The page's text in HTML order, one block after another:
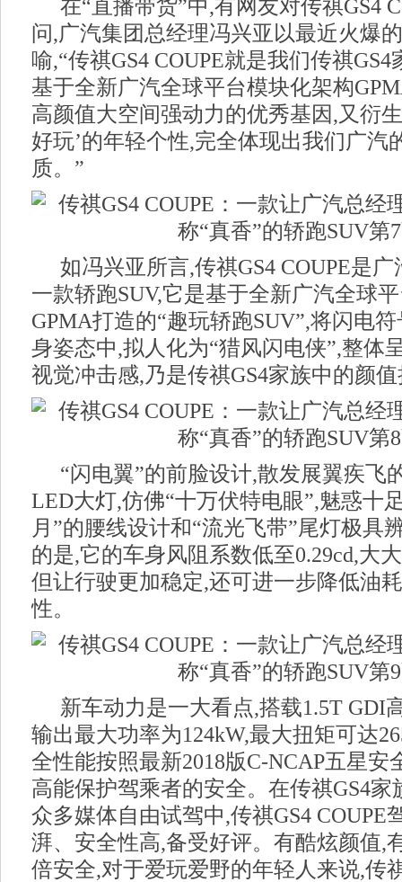
在“直播带货”中,有网友对传祺GS4
问,广汽集团总经理冯兴亚以最近火爆
喻,“传祺GS4 COUPE就是我们传祺GS4
基于全新广汽全球平台模块化架构
高颜值大空间强动力的优秀基因,又衍
好玩’的年轻个性,完全体现出我们广汽
质。”
如冯兴亚所言,传祺GS4 COUPE是
一款轿跑SUV,它是基于全新广汽全球
GPMA打造的“趣玩轿跑SUV”,将闪电
身姿态中,拟人化为“猎风闪电侠”,整体
视觉冲击感,乃是传祺GS4家族中的颜
“闪电翼”的前脸设计,散发展翼疾飞
LED大灯,仿佛“十万伏特电眼”,魅惑十
月”的腰线设计和“流光飞带”尾灯极具
的是,它的车身风阻系数低至0.29cd,大
但让行驶更加稳定,还可进一步降低油
性。
新车动力是一大看点,搭载1.5T GDI
输出最大功率为124kW,最大扭矩可达
全性能按照最新2018版C-NCAP五星安
高能保护驾乘者的安全。在传祺GS4家
众多媒体自由试驾中,传祺GS4 COUPE
湃、安全性高,备受好评。有酷炫颜值,
倍安全,对于爱玩爱野的年轻人来说,传